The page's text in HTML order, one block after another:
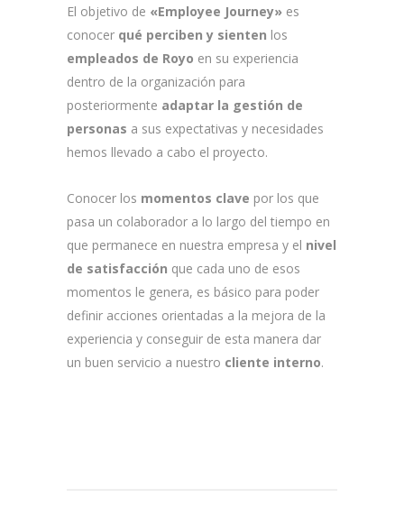
El objetivo de «Employee Journey» es
conocer qué perciben y sienten los
empleados de Royo en su experiencia
dentro de la organización para
posteriormente adaptar la gestión de
personas a sus expectativas y necesidades
hemos llevado a cabo el proyecto.
Conocer los momentos clave por los que
pasa un colaborador a lo largo del tiempo en
que permanece en nuestra empresa y el nivel
de satisfacción que cada uno de esos
momentos le genera, es básico para poder
definir acciones orientadas a la mejora de la
experiencia y conseguir de esta manera dar
un buen servicio a nuestro cliente interno.